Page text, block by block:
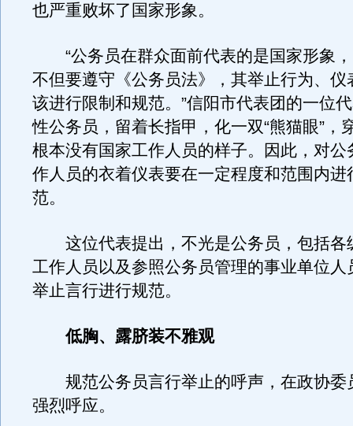
也严重败坏了国家形象。
“公务员在群众面前代表的是国家形象，
不但要遵守《公务员法》，其举止行为、仪
该进行限制和规范。”信阳市代表团的一位
性公务员，留着长指甲，化一双“熊猫眼”，
根本没有国家工作人员的样子。因此，对公
作人员的衣着仪表要在一定程度和范围内进
范。
这位代表提出，不光是公务员，包括各
工作人员以及参照公务员管理的事业单位人
举止言行进行规范。
低胸、露脐装不雅观
规范公务员言行举止的呼声，在政协委
强烈呼应。